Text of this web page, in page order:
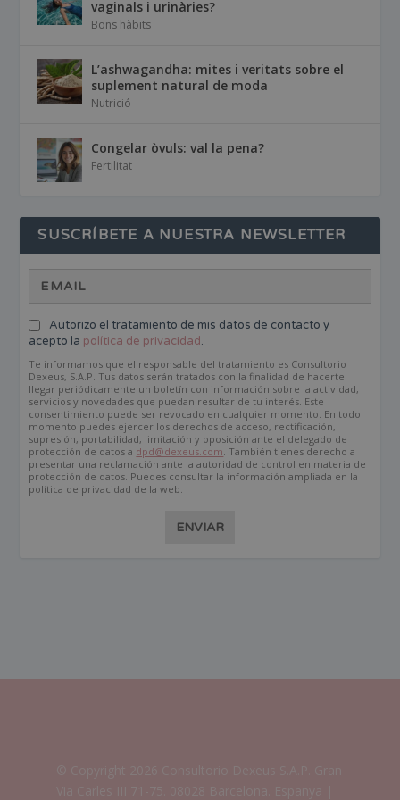
vaginals i urinàries?
Bons hàbits
L’ashwagandha: mites i veritats sobre el
suplement natural de moda
Nutrició
Congelar òvuls: val la pena?
Fertilitat
SUSCRÍBETE A NUESTRA NEWSLETTER
Autorizo el tratamiento de mis datos de contacto y
acepto la política de privacidad.
Te informamos que el responsable del tratamiento es Consultorio
Dexeus, S.A.P. Tus datos serán tratados con la finalidad de hacerte
llegar periódicamente un boletín con información sobre la actividad,
servicios y novedades que puedan resultar de tu interés. Este
consentimiento puede ser revocado en cualquier momento. En todo
momento puedes ejercer los derechos de acceso, rectificación,
supresión, portabilidad, limitación y oposición ante el delegado de
protección de datos a dpd@dexeus.com . También tienes derecho a
presentar una reclamación ante la autoridad de control en materia de
protección de datos. Puedes consultar la información ampliada en la
política de privacidad de la web.
ENVIAR